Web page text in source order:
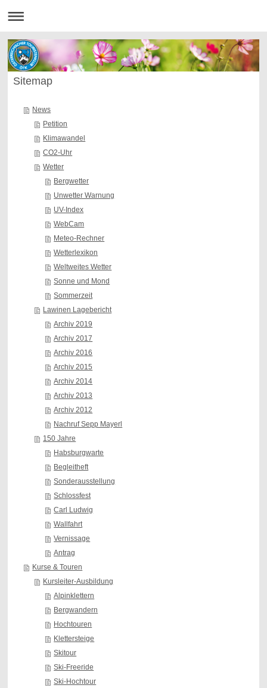
Sitemap
News
Petition
Klimawandel
CO2-Uhr
Wetter
Bergwetter
Unwetter Warnung
UV-Index
WebCam
Meteo-Rechner
Wetterlexikon
Weltweites Wetter
Sonne und Mond
Sommerzeit
Lawinen Lagebericht
Archiv 2019
Archiv 2017
Archiv 2016
Archiv 2015
Archiv 2014
Archiv 2013
Archiv 2012
Nachruf Sepp Mayerl
150 Jahre
Habsburgwarte
Begleitheft
Sonderausstellung
Schlossfest
Carl Ludwig
Wallfahrt
Vernissage
Antrag
Kurse & Touren
Kursleiter-Ausbildung
Alpinklettern
Bergwandern
Hochtouren
Klettersteige
Skitour
Ski-Freeride
Ski-Hochtour